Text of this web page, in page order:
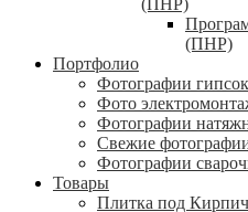
(ПНР)
Портфолио
Фотографии
Фото
Фотографии
Свежие
Фотографии
Товары
Плитка под Кирпич